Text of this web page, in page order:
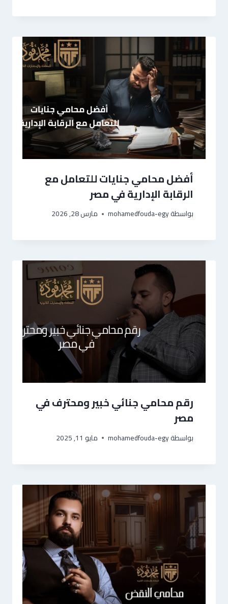
أفضل محامي جنايات للتعامل مع
الرقابة الإدارية في مصر
بواسطةmohamedfouda-egy مارس 28, 2026
رقم محامي جنائي خبير ومحترف في
مصر
بواسطةmohamedfouda-egy مايو 11, 2025